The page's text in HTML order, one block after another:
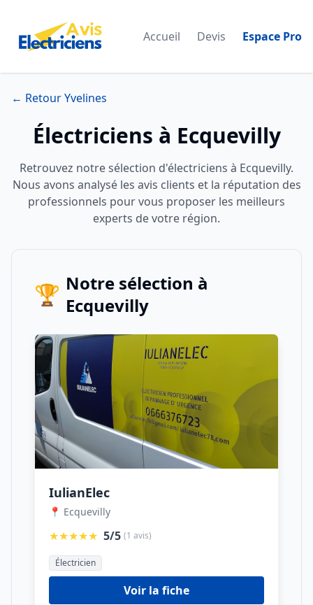
Accueil Devis Espace Pro
← Retour Yvelines
Électriciens à Ecquevilly
Retrouvez notre sélection d'électriciens à Ecquevilly.
Nous avons analysé les avis clients et la réputation des
professionnels pour vous proposer les meilleurs
experts de votre région.
🏆 Notre sélection à
Ecquevilly
IulianElec
📍 Ecquevilly
★★★★★ 5/5 (1 avis)
Électricien
Voir la fiche